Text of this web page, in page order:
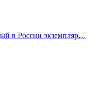
в России экземпляр…